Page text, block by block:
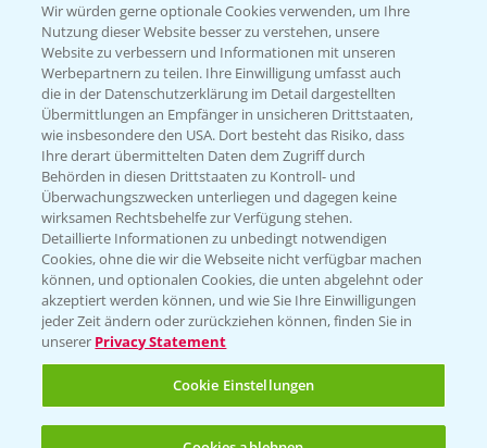
Hilfe in Notfällen
T.+49 (0)214/30-20220
Folgen Sie uns
Allgemeine Nutzungsbedingungen Datenschutzerklärung
Wir würden gerne optionale Cookies verwenden, um Ihre
Nutzung dieser Website besser zu verstehen, unsere
Website zu verbessern und Informationen mit unseren
Werbepartnern zu teilen. Ihre Einwilligung umfasst auch
die in der Datenschutzerklärung im Detail dargestellten
Übermittlungen an Empfänger in unsicheren Drittstaaten,
wie insbesondere den USA. Dort besteht das Risiko, dass
Ihre derart übermittelten Daten dem Zugriff durch
Behörden in diesen Drittstaaten zu Kontroll- und
Überwachungszwecken unterliegen und dagegen keine
wirksamen Rechtsbehelfe zur Verfügung stehen.
Detaillierte Informationen zu unbedingt notwendigen
Cookies, ohne die wir die Webseite nicht verfügbar machen
können, und optionalen Cookies, die unten abgelehnt oder
akzeptiert werden können, und wie Sie Ihre Einwilligungen
jeder Zeit ändern oder zurückziehen können, finden Sie in
unserer Privacy Statement
Cookie Einstellungen